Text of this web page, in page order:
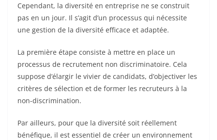
Cependant, la diversité en entreprise ne se construit
pas en un jour. Il s’agit d’un processus qui nécessite
une gestion de la diversité efficace et adaptée.
La première étape consiste à mettre en place un
processus de recrutement non discriminatoire. Cela
suppose d’élargir le vivier de candidats, d’objectiver les
critères de sélection et de former les recruteurs à la
non-discrimination.
Par ailleurs, pour que la diversité soit réellement
bénéfique, il est essentiel de créer un environnement